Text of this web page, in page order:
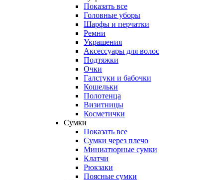
Показать все
Головные уборы
Шарфы и перчатки
Ремни
Украшения
Аксессуары для волос
Подтяжки
Очки
Галстуки и бабочки
Кошельки
Полотенца
Визитницы
Косметички
Сумки
Показать все
Сумки через плечо
Миниатюрные cумки
Клатчи
Рюкзаки
Поясные сумки